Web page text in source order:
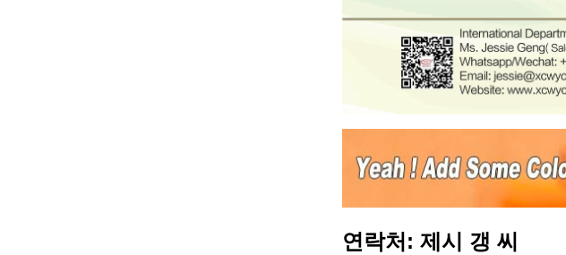
연락처: 제시 갱 씨